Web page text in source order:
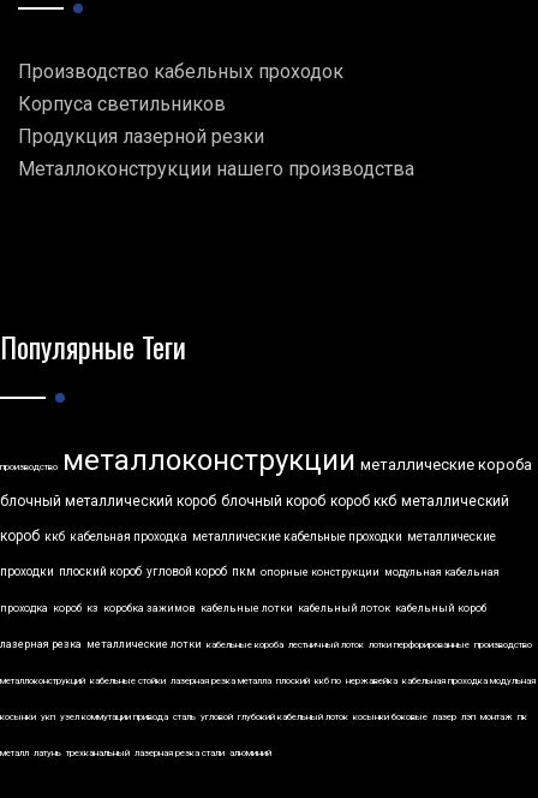
Производство кабельных проходок
Корпуса светильников
Продукция лазерной резки
Металлоконструкции нашего производства
Популярные Теги
производство металлоконструкции металлические короба
блочный металлический короб блочный короб короб ккб металлический
короб ккб кабельная проходка металлические кабельные проходки металлические
проходки плоский короб угловой короб пкм опорные конструкции модульная кабельная
проходка короб кз коробка зажимов кабельные лотки кабельный лоток кабельный короб
лазерная резка металлические лотки кабельные короба лестничный лоток лотки перфорированные производство
металлоконструкций кабельные стойки лазерная резка металла плоский ккб по нержавейка кабельная проходка модульная
косынки укп узел коммутации привода сталь угловой глубокий кабельный лоток косынки боковые лазер лэп монтаж пк
металл латунь трехканальный лазерная резка стали алюминий